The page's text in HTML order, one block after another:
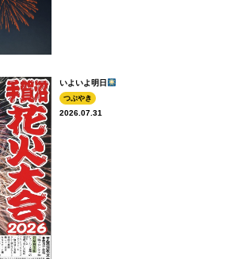
いよいよ明日
つぶやき
2026.07.31